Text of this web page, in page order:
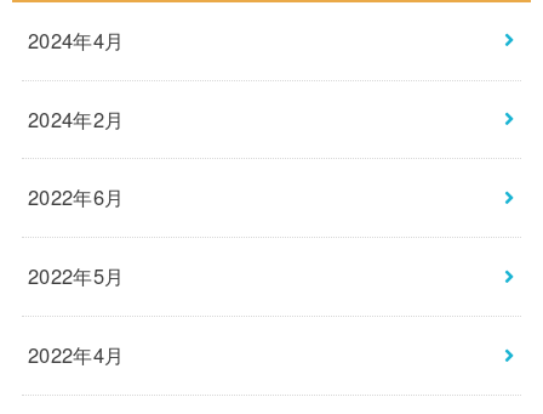
2024年4月
2024年2月
2022年6月
2022年5月
2022年4月